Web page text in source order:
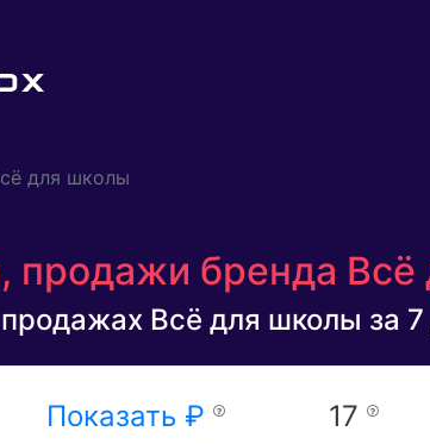
для школы
продажи бренда
продажах Всё для школы за
Показать ₽ 17